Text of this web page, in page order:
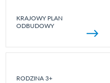
KRAJOWY PLAN
ODBUDOWY
RODZINA 3+